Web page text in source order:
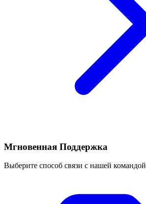
Мгновенная Поддержка
Выберите способ связи с нашей командой